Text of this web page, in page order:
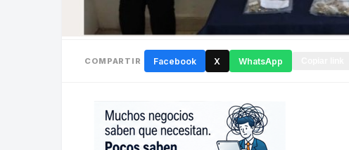
COMPARTIR Facebook X WhatsApp